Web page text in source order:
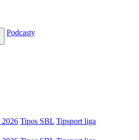
Podcasty
Tipos SBL Tipsport liga